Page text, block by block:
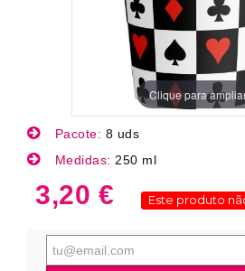
Clique para
Pacote: 8 uds
Medidas: 250 ml
3,20 € Este produto